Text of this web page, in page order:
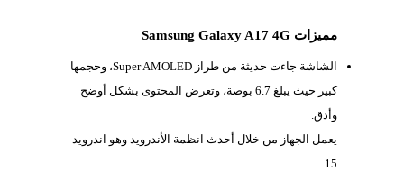
مميزات Samsung Galaxy A17 4G
الشاشة جاءت حديثة من طراز
Super AMOLED، وحجمها
كبير حيث يبلغ 6.7 بوصة، وتعرض المحتوى بشكل أوضح
وأدق.
يعمل الجهاز من خلال أحدث انظمة الأندرويد وهو اندرويد
15.